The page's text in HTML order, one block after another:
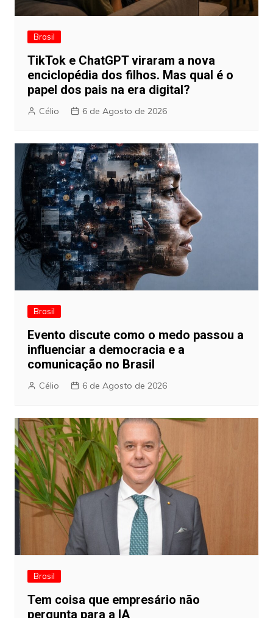
Brasil
TikTok e ChatGPT viraram a nova
enciclopédia dos filhos. Mas qual é o
papel dos pais na era digital?
Célio 6 de Agosto de 2026
Brasil
Evento discute como o medo passou a
influenciar a democracia e a
comunicação no Brasil
Célio 6 de Agosto de 2026
Brasil
Tem coisa que empresário não
pergunta para a IA